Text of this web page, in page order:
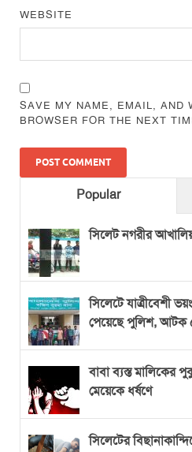
WEBSITE
SAVE MY NAME, EMAIL, AND
BROWSER FOR THE NEXT
Popular
সিলেট নগরীর
সিলেটে যাত্রীবেশী
পেয়েছে পুলিশ, আটক
বাবা ব্যস্ত মালিকের
মেয়েকে ধর্ষণে
সিলেটের